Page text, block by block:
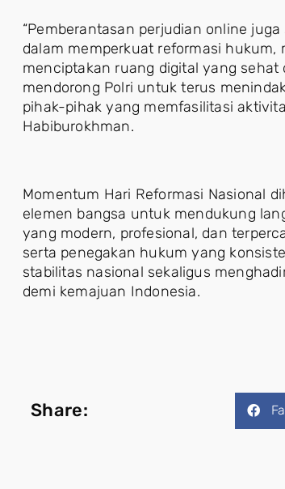
“Pemberantasan perjudian online
dalam memperkuat reformasi hukum,
menciptakan ruang digital yang sehat
mendorong Polri untuk terus
pihak-pihak yang memfasilitasi
Habiburokhman.
Momentum Hari Reformasi Nasional
elemen bangsa untuk mendukung
yang modern, profesional, dan
serta penegakan hukum yang
stabilitas nasional sekaligus
demi kemajuan Indonesia.
Share: